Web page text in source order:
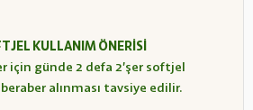
KULLANIM ÖNERİSİ
için günde 2 defa 2’şer softjel
alınması tavsiye edilir.